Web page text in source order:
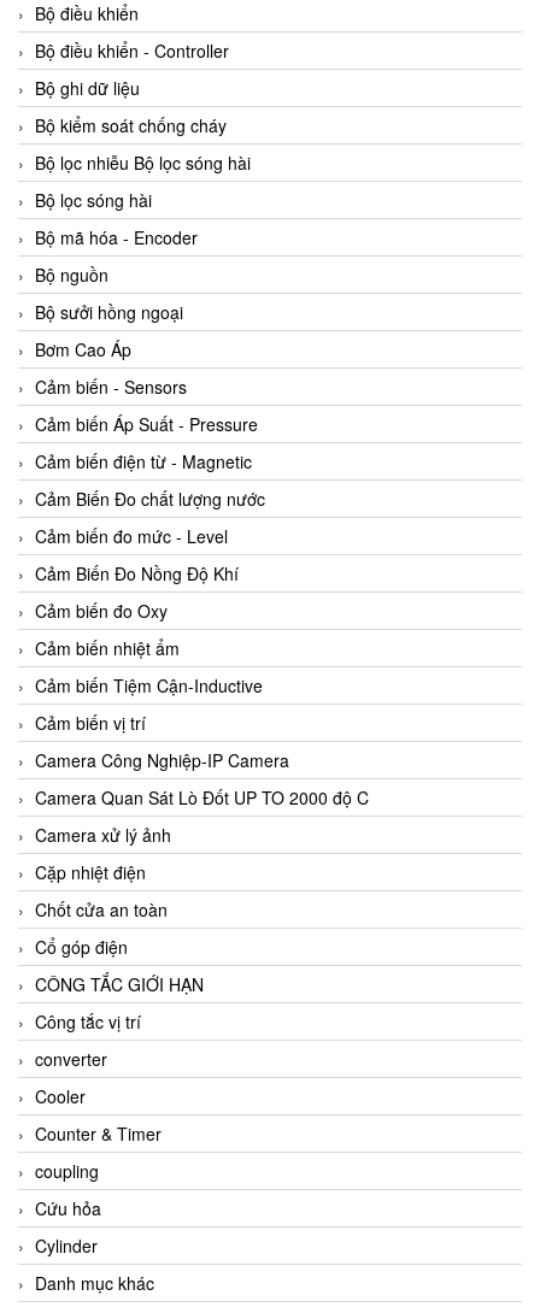
Bộ điều khiển
Bộ điều khiển - Controller
Bộ ghi dữ liệu
Bộ kiểm soát chống cháy
Bộ lọc nhiễu Bộ lọc sóng hài
Bộ lọc sóng hài
Bộ mã hóa - Encoder
Bộ nguồn
Bộ sưởi hồng ngoại
Bơm Cao Áp
Cảm biến - Sensors
Cảm biến Áp Suất - Pressure
Cảm biến điện từ - Magnetic
Cảm Biến Đo chất lượng nước
Cảm biến đo mức - Level
Cảm Biến Đo Nồng Độ Khí
Cảm biến đo Oxy
Cảm biến nhiệt ẩm
Cảm biến Tiệm Cận-Inductive
Cảm biến vị trí
Camera Công Nghiệp-IP Camera
Camera Quan Sát Lò Đốt UP TO 2000 độ C
Camera xử lý ảnh
Cặp nhiệt điện
Chốt cửa an toàn
Cổ góp điện
CÔNG TẮC GIỚI HẠN
Công tắc vị trí
converter
Cooler
Counter & Timer
coupling
Cứu hỏa
Cylinder
Danh mục khác